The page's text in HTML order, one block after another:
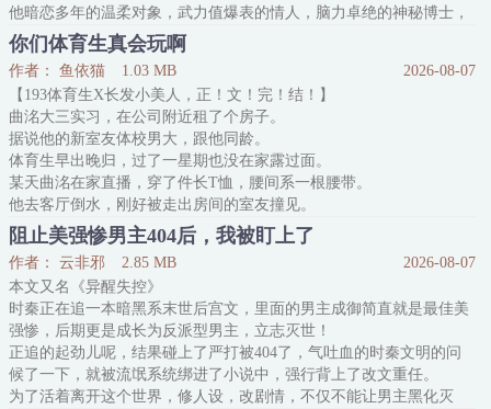
他暗恋多年的温柔对象，武力值爆表的情人，脑力卓绝的神秘博士，
全都是这本书里阴郁主角受的后宫团。
束函清重生一回，惆怅地点起一根烟：……你们的世界好拥挤，我还
是选择不参与。
受万人迷属性，重生后比较没有斗志想让自己当背景板却天不遂人愿
的故事。
没有同时恋爱，有时间差
一号佳丽：温柔邻家队长慕烨（火系异能）
你们体育生真会玩啊
作者： 鱼依猫 1.03 MB
2026-08-07
【193体育生X长发小美人，正！文！完！结！】
曲洺大三实习，在公司附近租了个房子。
据说他的新室友体校男大，跟他同龄。
体育生早出晚归，过了一星期也没在家露过面。
某天曲洺在家直播，穿了件长T恤，腰间系一根腰带。
他去客厅倒水，刚好被走出房间的室友撞见。
室友后退一步，声音颤抖：房东怎么没说我合租对象是女的。
曲洺：？
你再看看呢？
-
曲洺人美声甜，喜欢面无表情地玩游戏，杀对面杀得超神。
他长发披肩，腰细腿长，无数次被弹幕调侃：颜值主播怎么跑来冒充
技术流。
一局游戏过后，弹幕狂
阻止美强惨男主404后，我被盯上了
作者： 云非邪 2.85 MB
2026-08-07
本文又名《异醒失控》
时秦正在追一本暗黑系末世后宫文，里面的男主成御简直就是最佳美
强惨，后期更是成长为反派型男主，立志灭世！
正追的起劲儿呢，结果碰上了严打被404了，气吐血的时秦文明的问
候了一下，就被流氓系统绑进了小说中，强行背上了改文重任。
为了活着离开这个世界，修人设，改剧情，不仅不能让男主黑化灭